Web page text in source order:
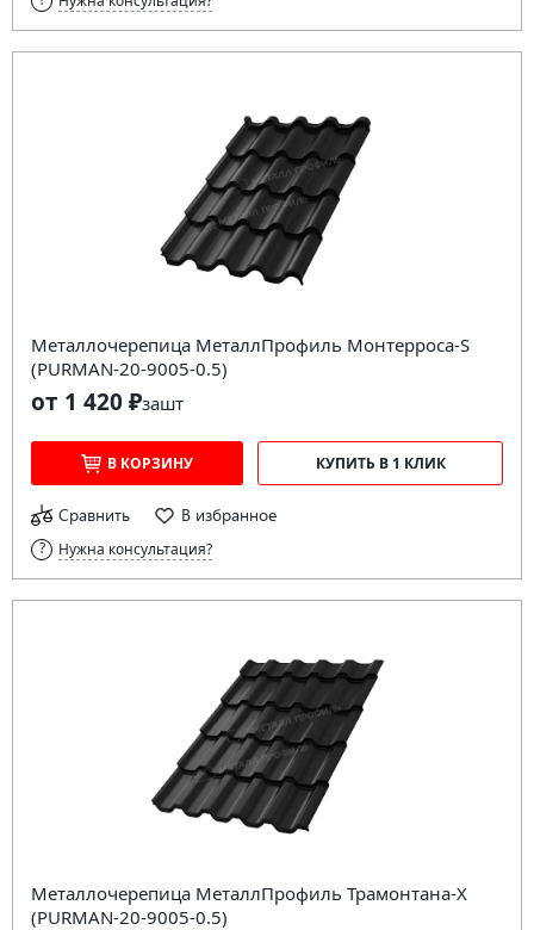
Металлочерепица МеталлПрофиль Монтерроса-S
(PURMAN-20-9005-0.5)
от 1 420 ₽зашт
В КОРЗИНУ КУПИТЬ В 1 КЛИК
Сравнить В избранное
Нужна консультация?
Металлочерепица МеталлПрофиль Трамонтана-X
(PURMAN-20-9005-0.5)